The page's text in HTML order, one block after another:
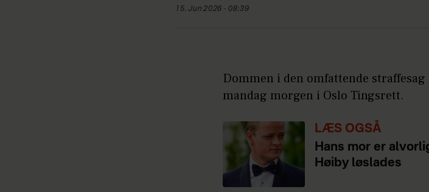
15. Jun 2026 - 08:39
Dommen i den omfattende
mandag morgen i Oslo Tingsrett.
LÆS OGSÅ
Hans mor er
Høiby løslades